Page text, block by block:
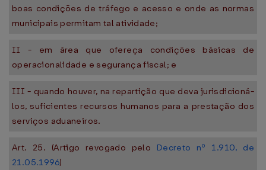
boas condições de tráfego e acesso e onde as normas
municipais permitam tal atividade;
II - em área que ofereça condições básicas de
operacionalidade e segurança fiscal; e
III - quando houver, na repartição que deva jurisdicioná-
los, suficientes recursos humanos para a prestação dos
serviços aduaneiros.
Art. 25. (Artigo revogado pelo Decreto nº 1.910, de
21.05.1996)